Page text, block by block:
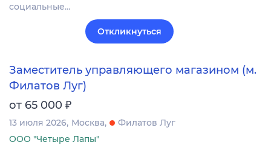
социальные…
Откликнуться
Заместитель управляющего магазином (м.
Филатов Луг)
от 65 000 ₽
13 июля 2026 Москва
Филатов Луг
ООО "Четыре Лапы"